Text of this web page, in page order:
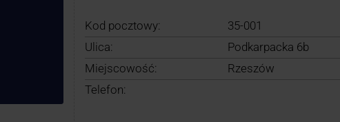
Kod pocztowy:
35-001
Ulica:
Podkarpacka 6b
Miejscowość:
Rzeszów
Telefon: